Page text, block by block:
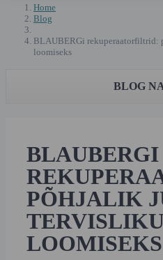
Home
Blog
BLAUBERGi rekuperaatorfiltrid:
loomiseks
BLOG
BLAUBERGI
PÕHJALIK
LOOMISEKS